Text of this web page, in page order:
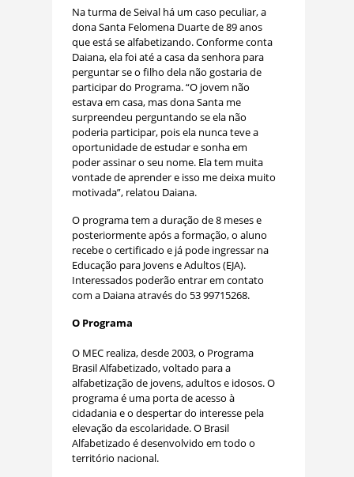
Na turma de Seival há um caso peculiar, a
dona Santa Felomena Duarte de 89 anos
que está se alfabetizando. Conforme conta
Daiana, ela foi até a casa da senhora para
perguntar se o filho dela não gostaria de
participar do Programa. “O jovem não
estava em casa, mas dona Santa me
surpreendeu perguntando se ela não
poderia participar, pois ela nunca teve a
oportunidade de estudar e sonha em
poder assinar o seu nome. Ela tem muita
vontade de aprender e isso me deixa muito
motivada”, relatou Daiana.
O programa tem a duração de 8 meses e
posteriormente após a formação, o aluno
recebe o certificado e já pode ingressar na
Educação para Jovens e Adultos (EJA).
Interessados poderão entrar em contato
com a Daiana através do 53 99715268.
O Programa
O MEC realiza, desde 2003, o Programa
Brasil Alfabetizado, voltado para a
alfabetização de jovens, adultos e idosos. O
programa é uma porta de acesso à
cidadania e o despertar do interesse pela
elevação da escolaridade. O Brasil
Alfabetizado é desenvolvido em todo o
território nacional.